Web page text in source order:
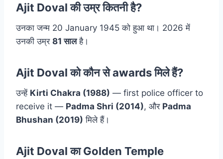
Ajit Doval की उम्र कितनी है?
उनका जन्म 20 January 1945 को हुआ था। 2026 में
उनकी उम्र 81 सालहै।
Ajit Doval को कौन से awards मिले हैं?
उन्हें Kirti Chakra (1988) — first police officer to
receive it — Padma Shri (2014), और Padma
Bhushan (2019) मिले हैं।
Ajit Doval का Golden Temple